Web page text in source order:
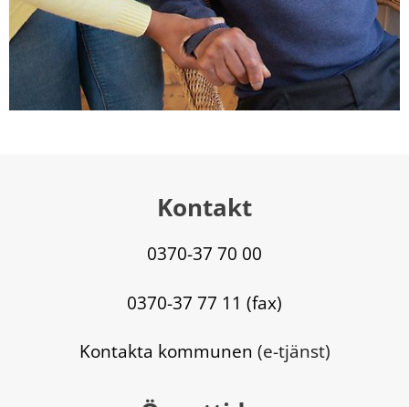
Kontakt
0370-37 70 00
0370-37 77 11 (fax)
Kontakta kommunen (e-tjänst)